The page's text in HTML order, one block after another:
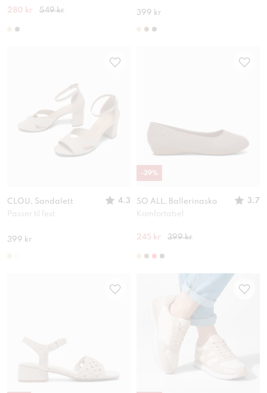
280 kr 549 kr 399 kr
CLOU, Sandalett
4.3
Passer til fest
399 kr
SO ALL, Ballerinasko
3.7
Komfortabel
245 kr 399 kr
-39%